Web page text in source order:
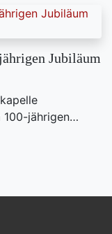
Jubiläum
100-jährigen…